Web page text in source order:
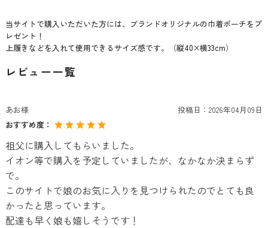
当サイトで購入いただいた方には、ブランドオリジナルの巾着ポーチをプ
レゼント！
上履きなどを入れて使用できるサイズ感です。（縦40×横33cm）
レビュー一覧
あお様 投稿日： 2026年04月09日
おすすめ度：
祖父に購入してもらいました。
イオン等で購入を予定していましたが、なかなか決まらず
で。
このサイトで娘のお気に入りを見つけられたのでとても良
かったと思っています。
配達も早く娘も嬉しそうです！